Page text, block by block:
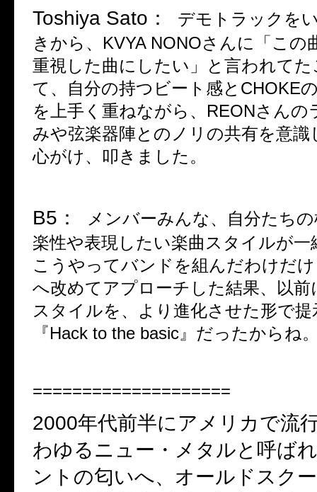
Toshiya Sato ：
デモトラックを
きから、 KVYA NONOさんに「この
重視した曲にしたい」と言われて
て、自分の持つビート感と CHOKE
を上手く重ねながら、 REONさんの
みや弦楽器陣とのノリの共有を意
心がけ、叩きました。
B5 ：
メンバーみんな、自分たち
楽性や表現したい楽曲スタイルが
こうやってバンドを組んだわけだ
へ改めてアプローチした結果、以
スタイルを、より進化させた形で
『Hack to the basic 』だったからね
====================
2000年代前半にアメリカで流
わゆるニュー・メタルと呼ば
ントの匂いへ、オールドスク